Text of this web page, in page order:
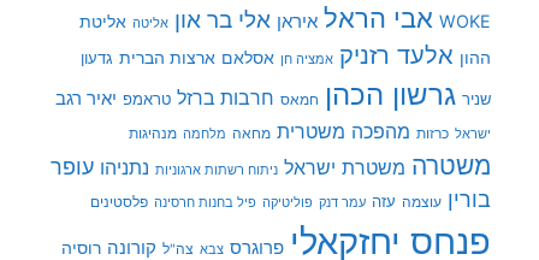
WOKE אבי הראל איראן אלי בר און אליטה אליטת
ההון אלעד רזניק אמציה חן אסלאם ארצות הברית גדעון
שניר גרשון הכהן חמאס חרבות ברזל טראמפ יאיר רגב
ישראל כרזות מהפכה משטרית מחאה מלחמה מנהיגות
משטרה משטרת ישראל ניתוח רשתות ארגוניות נתניהו עופר
בורין עוצמה עזה עמר דנק פוליטיקה פיל בחנות חרסינה פלסטינים
פנחס יחזקאלי פרוגרס צבא צה"ל קורונה רוסיה